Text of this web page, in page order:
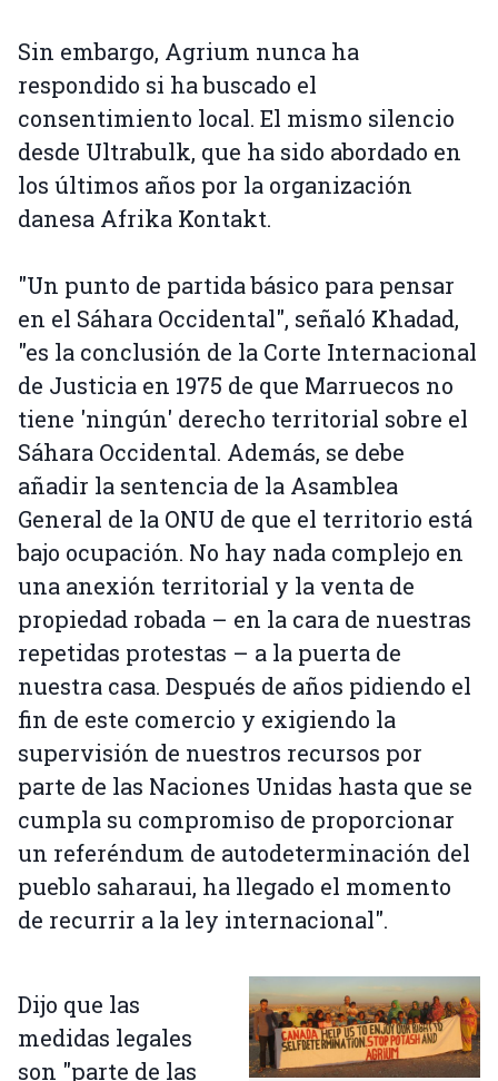
Sin embargo, Agrium nunca ha
respondido si ha buscado el
consentimiento local. El mismo silencio
desde Ultrabulk, que ha sido abordado en
los últimos años por la organización
danesa Afrika Kontakt.
"Un punto de partida básico para pensar
en el Sáhara Occidental", señaló Khadad,
"es la conclusión de la Corte Internacional
de Justicia en 1975 de que Marruecos no
tiene 'ningún' derecho territorial sobre el
Sáhara Occidental. Además, se debe
añadir la sentencia de la Asamblea
General de la ONU de que el territorio está
bajo ocupación. No hay nada complejo en
una anexión territorial y la venta de
propiedad robada – en la cara de nuestras
repetidas protestas – a la puerta de
nuestra casa. Después de años pidiendo el
fin de este comercio y exigiendo la
supervisión de nuestros recursos por
parte de las Naciones Unidas hasta que se
cumpla su compromiso de proporcionar
un referéndum de autodeterminación del
pueblo saharaui, ha llegado el momento
de recurrir a la ley internacional".
Dijo que las
medidas legales
son "parte de las